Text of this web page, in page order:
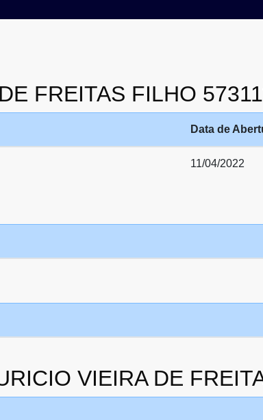
FREITAS FILHO
Data de
11/04/2022
VIEIRA DE